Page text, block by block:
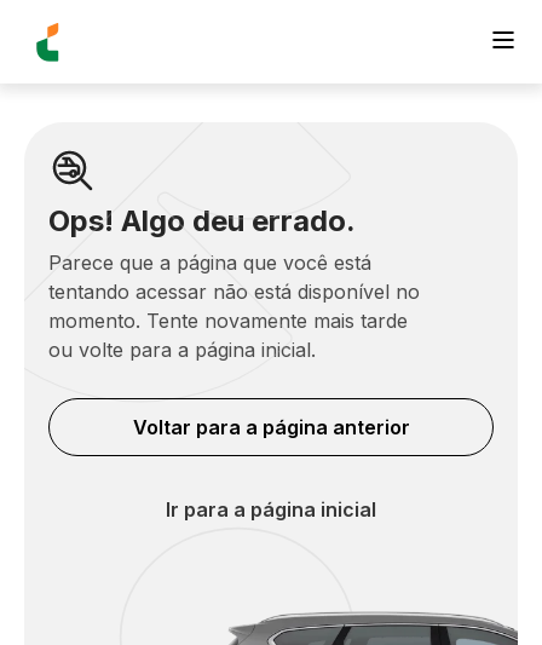
Ops! Algo deu errado.
Parece que a página que você está
tentando acessar não está disponível no
momento. Tente novamente mais tarde
ou volte para a página inicial.
Voltar para a página anterior
Ir para a página inicial